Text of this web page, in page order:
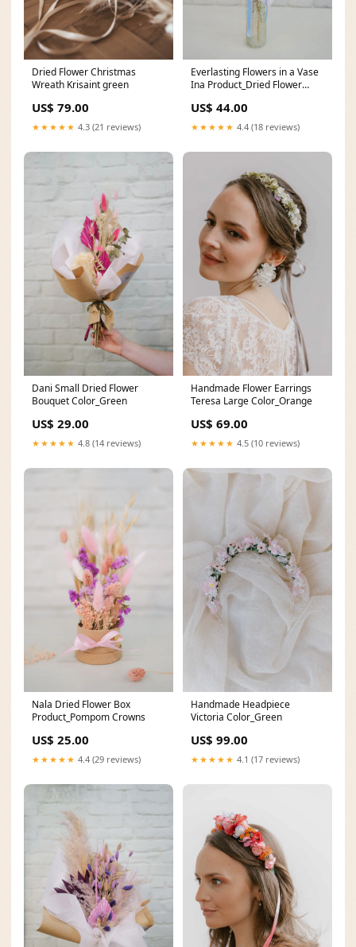
Dried Flower Christmas
Wreath Krisaint green
US$ 79.00
★★★★★ 4.3 (21 reviews)
Everlasting Flowers in a Vase
Ina Product_Dried Flower
US$ 44.00
★★★★★ 4.4 (18 reviews)
Dani Small Dried Flower
Bouquet Color_Green
US$ 29.00
★★★★★ 4.8 (14 reviews)
Handmade Flower Earrings
Teresa Large Color_Orange
US$ 69.00
★★★★★ 4.5 (10 reviews)
Nala Dried Flower Box
Product_Pompom Crowns
US$ 25.00
★★★★★ 4.4 (29 reviews)
Handmade Headpiece
Victoria Color_Green
US$ 99.00
★★★★★ 4.1 (17 reviews)